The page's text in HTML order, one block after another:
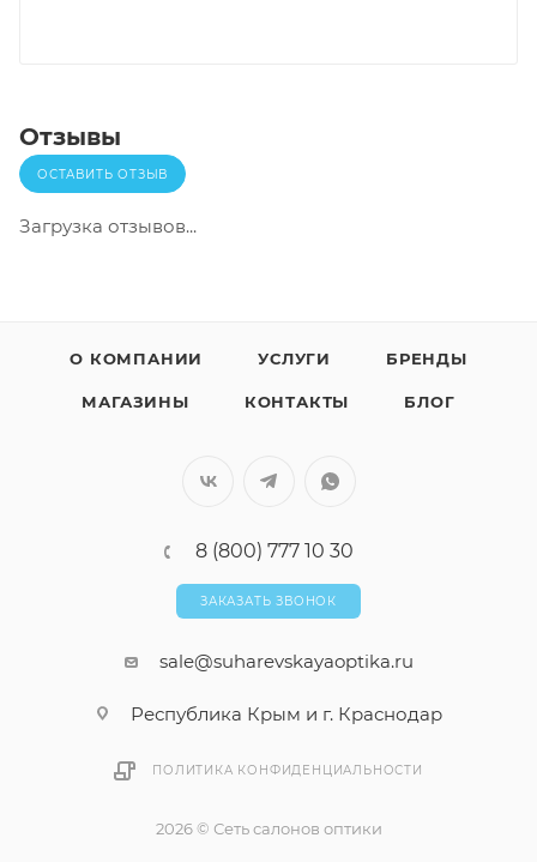
Отзывы
ОСТАВИТЬ ОТЗЫВ
Загрузка отзывов...
О КОМПАНИИ УСЛУГИ БРЕНДЫ
МАГАЗИНЫ КОНТАКТЫ БЛОГ
8 (800) 777 10 30
ЗАКАЗАТЬ ЗВОНОК
sale@suharevskayaoptika.ru
Республика Крым и г. Краснодар
ПОЛИТИКА КОНФИДЕНЦИАЛЬНОСТИ
2026 © Сеть салонов оптики